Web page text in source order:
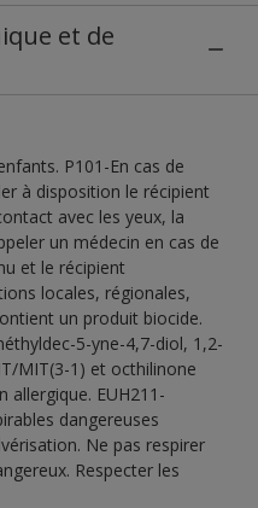
et de
P101-En cas de
à disposition le récipient
avec les yeux, la
un médecin en cas de
et le récipient
locales, régionales,
un produit biocide.
5-yne-4,7-diol, 1,2-
MIT(3-1) et octhilinone
allergique. EUH211-
dangereuses
Ne pas respirer
Respecter les